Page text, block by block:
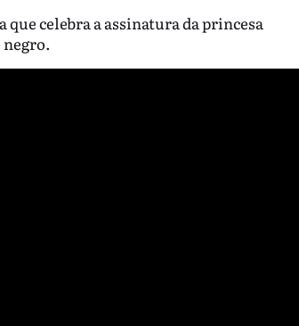
que celebra a assinatura da princesa